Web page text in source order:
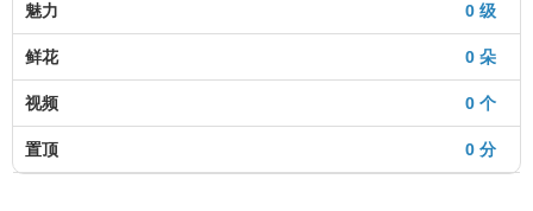
0 级
魅力
0 朵
鲜花
0 个
视频
0 分
置顶